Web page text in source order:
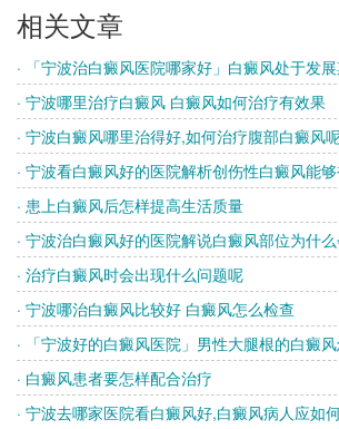
相关文章
· 「宁波治白癜风医院哪家好」白癜风处于发
· 宁波哪里治疗白癜风 白癜风如何治疗有效果
· 宁波白癜风哪里治得好,如何治疗腹部白癜风
· 宁波看白癜风好的医院解析创伤性白癜风能
· 患上白癜风后怎样提高生活质量
· 宁波治白癜风好的医院解说白癜风部位为什
· 治疗白癜风时会出现什么问题呢
· 宁波哪治白癜风比较好 白癜风怎么检查
· 「宁波好的白癜风医院」男性大腿根的白癜
· 白癜风患者要怎样配合治疗
· 宁波去哪家医院看白癜风好,白癜风病人应如